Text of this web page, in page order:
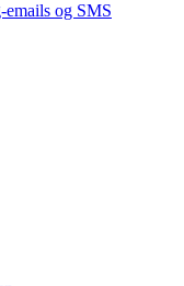
og SMS